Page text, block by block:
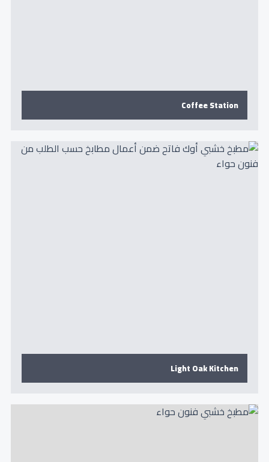
Coffee Station
Light Oak Kitchen